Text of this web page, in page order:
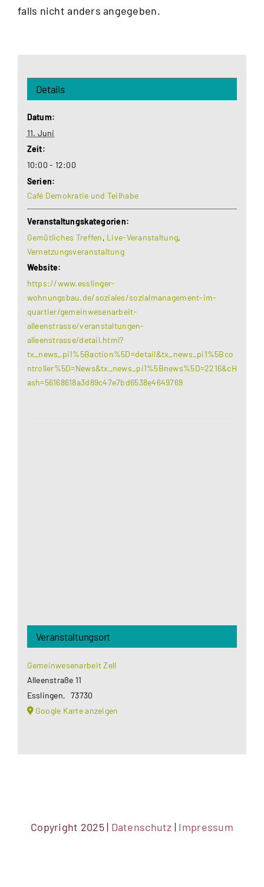
falls nicht anders angegeben.
Details
Datum:
11. Juni
Zeit:
10:00 - 12:00
Serien:
Café Demokratie und Teilhabe
Veranstaltungskategorien:
Gemütliches Treffen, Live-Veranstaltung,
Vernetzungsveranstaltung
Website:
https://www.esslinger-
wohnungsbau.de/soziales/sozialmanagement-im-
quartier/gemeinwesenarbeit-
alleenstrasse/veranstaltungen-
alleenstrasse/detail.html?
tx_news_pi1%5Baction%5D=detail&tx_news_pi1%5Bco
ntroller%5D=News&tx_news_pi1%5Bnews%5D=2216&cH
ash=56168618a3d89c47e7bd6538e4649769
Veranstaltungsort
Gemeinwesenarbeit Zell
Alleenstraße 11
Esslingen, 73730
Google Karte anzeigen
Copyright 2025 | Datenschutz | Impressum